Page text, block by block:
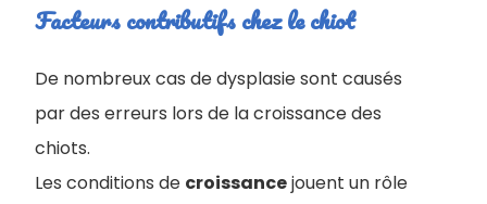
Facteurs contributifs chez le chiot
De nombreux cas de dysplasie sont causés
par des erreurs lors de la croissance des
chiots.
Les conditions de croissancejouent un rôle